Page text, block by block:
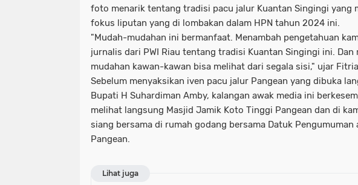
foto menarik tentang tradisi pacu jalur Kuantan Singingi yang
fokus liputan yang di lombakan dalam HPN tahun 2024 ini.
"Mudah-mudahan ini bermanfaat. Menambah pengetahuan
jurnalis dari PWI Riau tentang tradisi Kuantan Singingi ini. Dan
mudahan kawan-kawan bisa melihat dari segala sisi," ujar
Sebelum menyaksikan iven pacu jalur Pangean yang dibuka
Bupati H Suhardiman Amby, kalangan awak media ini
melihat langsung Masjid Jamik Koto Tinggi Pangean dan di
siang bersama di rumah godang bersama Datuk Pengumuman
Pangean.
Lihat juga